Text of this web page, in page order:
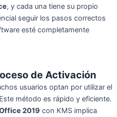
, y cada una tiene su propio
seguir los pasos correctos
esté completamente
de Activación
usuarios optan por utilizar el
método es rápido y eficiente.
2019 con KMS implica